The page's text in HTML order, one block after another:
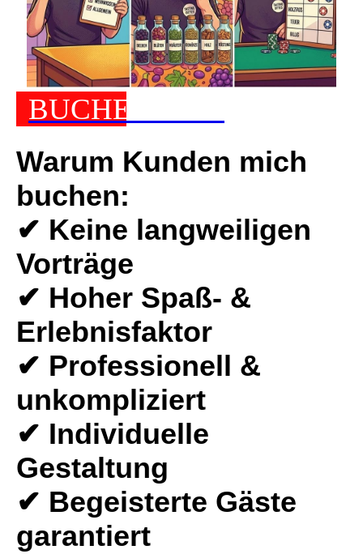
BUCHE JETZT
Warum Kunden mich
buchen:
✔ Keine langweiligen
Vorträge
✔ Hoher Spaß- &
Erlebnisfaktor
✔ Professionell &
unkompliziert
✔ Individuelle
Gestaltung
✔ Begeisterte Gäste
garantiert